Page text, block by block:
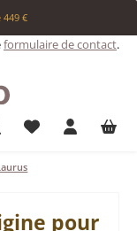
€
formulaire de contact.
Vous avez 0
pour